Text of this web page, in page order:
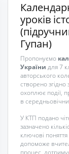
уроків
Гупан)
Пропонуємо
України для 7
авторського
створено
охоплює події,
в
У КТП подано
зазначено
ключові
допоможе